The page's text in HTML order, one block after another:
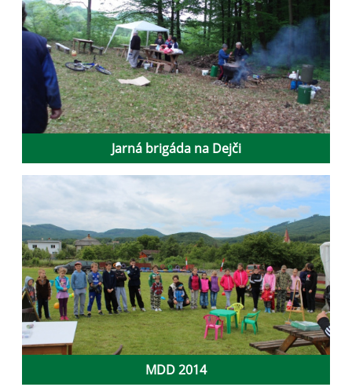
Jarná brigáda na Dejči
MDD 2014